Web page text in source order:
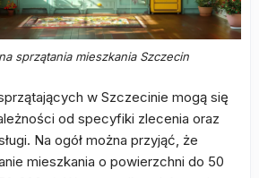
sprzątania mieszkania Szczecin
w Szczecinie mogą się
od specyfiki zlecenia oraz
Na ogół można przyjąć, że
mieszkania o powierzchni do 50